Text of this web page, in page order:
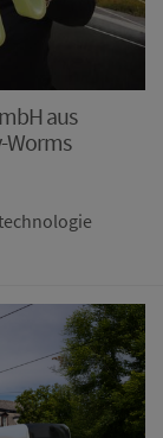
aus
Worms